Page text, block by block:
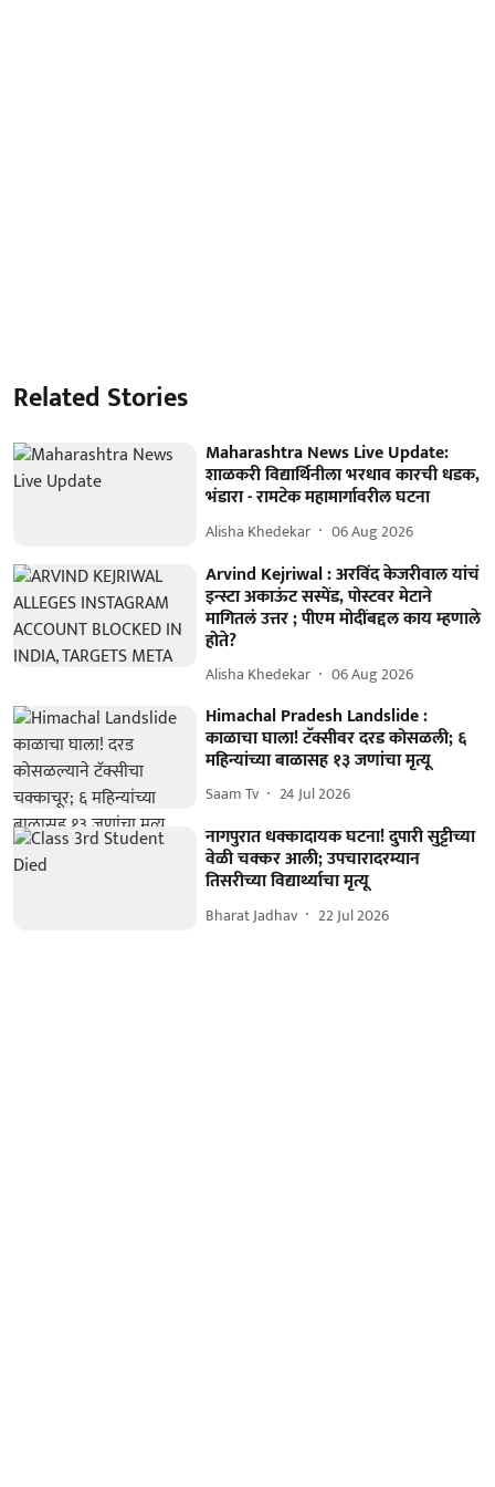
Related Stories
Maharashtra News Live Update:
शाळकरी विद्यार्थिनीला भरधाव कारची धडक,
भंडारा - रामटेक महामार्गावरील घटना
Alisha Khedekar 06 Aug 2026
Arvind Kejriwal : अरविंद केजरीवाल यांचं
इन्स्टा अकाऊंट सस्पेंड, पोस्टवर मेटाने
मागितलं उत्तर ; पीएम मोदींबद्दल काय म्हणाले
होते?
Alisha Khedekar 06 Aug 2026
Himachal Pradesh Landslide :
काळाचा घाला! टॅक्सीवर दरड कोसळली; ६
महिन्यांच्या बाळासह १३ जणांचा मृत्यू
Saam Tv 24 Jul 2026
नागपुरात धक्कादायक घटना! दुपारी सुट्टीच्या
वेळी चक्कर आली; उपचारादरम्यान
तिसरीच्या विद्यार्थ्याचा मृत्यू
Bharat Jadhav 22 Jul 2026